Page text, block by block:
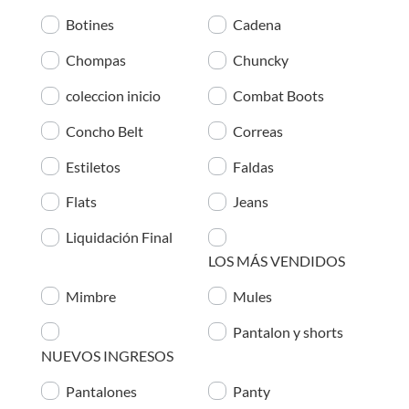
Botines Cadena
Chompas Chuncky
coleccion inicio Combat Boots
Concho Belt Correas
Estiletos Faldas
Flats Jeans
Liquidación Final
LOS MÁS VENDIDOS
Mimbre Mules
NUEVOS INGRESOS
Pantalon y shorts
Pantalones Panty